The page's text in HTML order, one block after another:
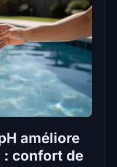
améliore
: confort de